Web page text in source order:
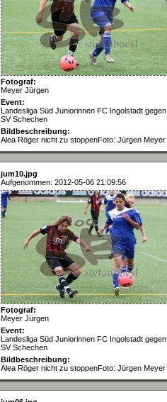
Fotograf:
Meyer Jürgen
Event:
Landesliga Süd Juniorinnen FC Ingolstadt gegen
SV Schechen
Bildbeschreibung:
Alea Röger nicht zu stoppenFoto: Jürgen Meyer
jum10.jpg
Aufgenommen: 2012-05-06 21:09:56
Fotograf:
Meyer Jürgen
Event:
Landesliga Süd Juniorinnen FC Ingolstadt gegen
SV Schechen
Bildbeschreibung:
Alea Röger nicht zu stoppenFoto: Jürgen Meyer